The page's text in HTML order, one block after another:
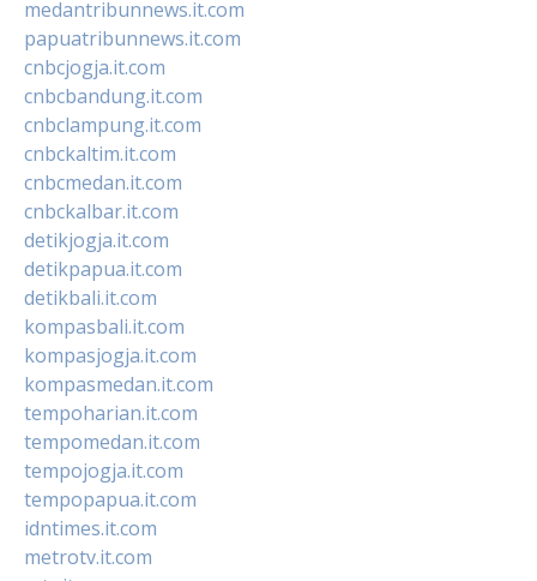
medantribunnews.it.com
papuatribunnews.it.com
cnbcjogja.it.com
cnbcbandung.it.com
cnbclampung.it.com
cnbckaltim.it.com
cnbcmedan.it.com
cnbckalbar.it.com
detikjogja.it.com
detikpapua.it.com
detikbali.it.com
kompasbali.it.com
kompasjogja.it.com
kompasmedan.it.com
tempoharian.it.com
tempomedan.it.com
tempojogja.it.com
tempopapua.it.com
idntimes.it.com
metrotv.it.com